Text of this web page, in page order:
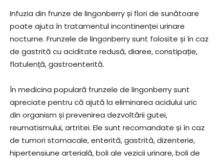
Infuzia din frunze de lingonberry și flori de sunătoare
poate ajuta în tratamentul incontinenței urinare
nocturne. Frunzele de lingonberry sunt folosite și în caz
de gastrită cu aciditate redusă, diaree, constipație,
flatulență, gastroenterită.
În medicina populară frunzele de lingonberry sunt
apreciate pentru că ajută la eliminarea acidului uric
din organism și prevenirea dezvoltării gutei,
reumatismului, artritei. Ele sunt recomandate și în caz
de tumori stomacale, enterită, gastrită, dizenterie,
hipertensiune arterială, boli ale vezicii urinare, boli de